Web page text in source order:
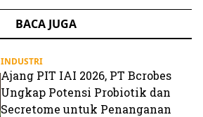
BACA JUGA
INDUSTRI
Ajang PIT IAI 2026, PT Bcrobes
Ungkap Potensi Probiotik dan
Secretome untuk Penanganan